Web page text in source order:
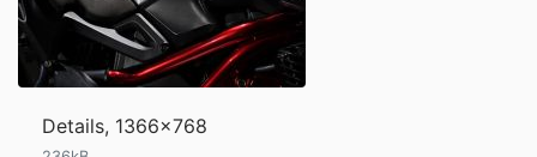
Details, 1366x768